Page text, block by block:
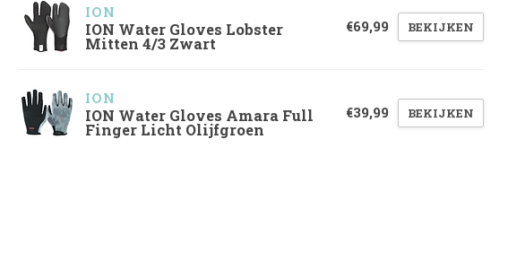
ION
ION Water Gloves Lobster
Mitten 4/3 Zwart
€69,99 BEKIJKEN
ION
ION Water Gloves Amara Full
Finger Licht Olijfgroen
€39,99 BEKIJKEN